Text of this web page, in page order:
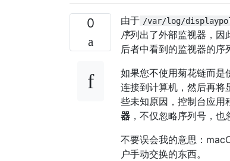
0 由于 /var/log/
序列出了外部监视器，因
后者中看到的监视器的
如果您不使用菊花链而是
连接到计算机，然后再将
些未知原因，控制台应用
器 ，不仅忽略序列号，也
不要误会我的意思：
户手动交换的东西。